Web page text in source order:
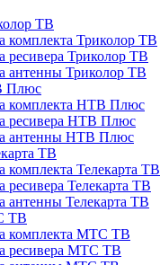
ТВ
комплекта Триколор ТВ
ресивера Триколор ТВ
антенны Триколор ТВ
Плюс
комплекта НТВ Плюс
ресивера НТВ Плюс
антенны НТВ Плюс
ТВ
комплекта Телекарта ТВ
ресивера Телекарта ТВ
антенны Телекарта ТВ
ТВ
комплекта МТС ТВ
ресивера МТС ТВ